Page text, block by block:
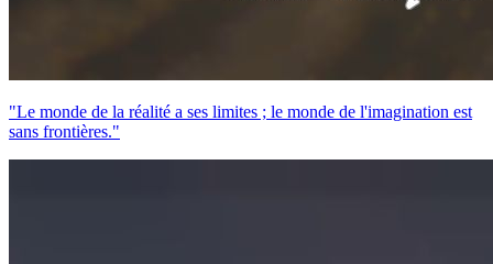
"Le monde de la réalité a ses limites ; le monde de l'imagination est
sans frontières."